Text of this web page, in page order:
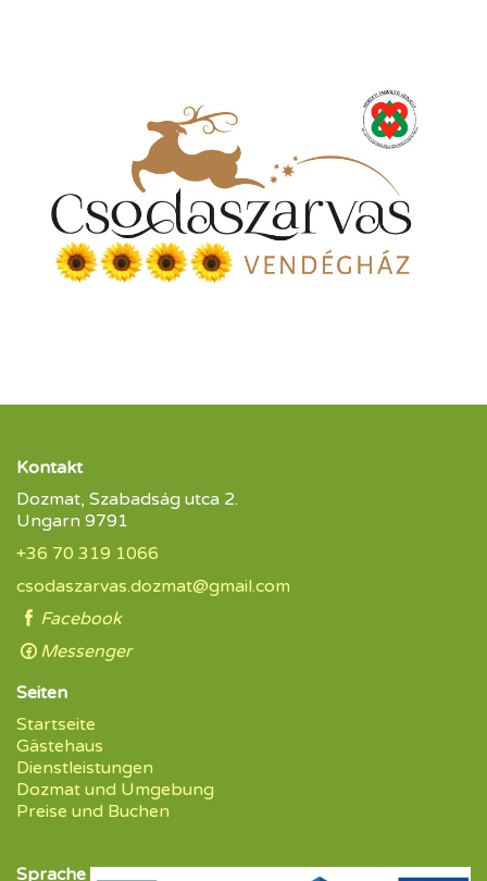
Kontakt
Dozmat, Szabadság utca 2.
Ungarn 9791
+36 70 319 1066
csodaszarvas.dozmat@gmail.com
Facebook
Messenger
Seiten
Startseite
Gästehaus
Dienstleistungen
Dozmat und Umgebung
Preise und Buchen
Sprache